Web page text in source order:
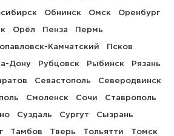
Обнинск Омск Оренбург
Орёл Пенза Пермь
Камчатский Псков
Дону Рубцовск Рыбинск Рязань
Севастополь Северодвинск
Смоленск Сочи Ставрополь
Суздаль Сургут Сызрань
Тамбов Тверь Тольятти Томск